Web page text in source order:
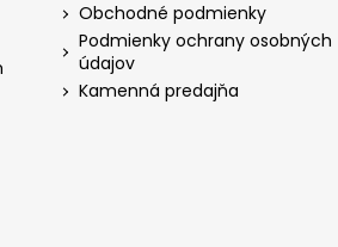
Obchodné podmienky
Podmienky ochrany osobných
údajov
Kamenná predajňa